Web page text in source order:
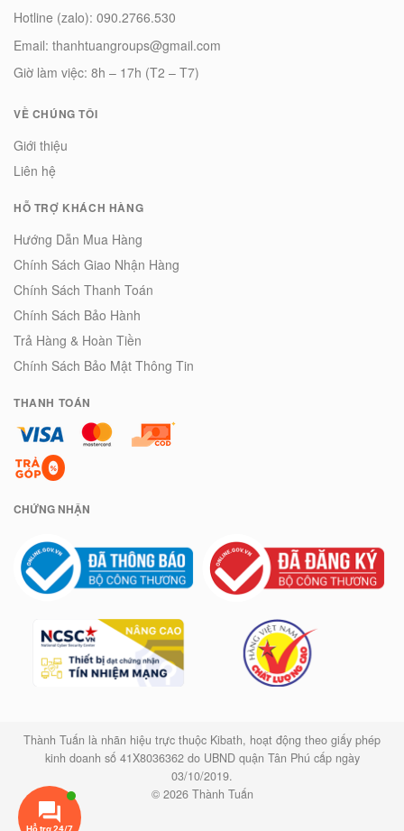
Hotline (zalo): 090.2766.530
Email: thanhtuangroups@gmail.com
Giờ làm việc: 8h – 17h (T2 – T7)
VỀ CHÚNG TÔI
Giới thiệu
Liên hệ
HỖ TRỢ KHÁCH HÀNG
Hướng Dẫn Mua Hàng
Chính Sách Giao Nhận Hàng
Chính Sách Thanh Toán
Chính Sách Bảo Hành
Trả Hàng & Hoàn Tiền
Chính Sách Bảo Mật Thông Tin
THANH TOÁN
CHỨNG NHẬN
Thành Tuấn là nhãn hiệu trực thuộc Kibath, hoạt động theo giấy phép
kinh doanh số 41X8036362 do UBND quận Tân Phú cấp ngày
03/10/2019.
© 2026 Thành Tuấn